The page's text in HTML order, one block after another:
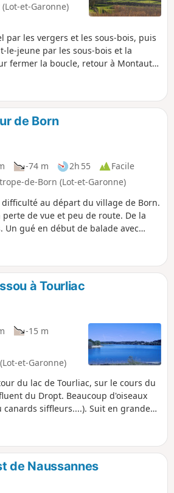
et-Garonne)
par les vergers et les sous-bois, puis
le-jeune par les sous-bois et la
fermer la boucle, retour à Montaut
de Born
-74 m 2h 55
Facile
de-Born (Lot-et-Garonne)
au départ du village de Born.
perte de vue et peu de route. De la
Un gué en début de balade avec
à Tourliac
-15 m
et-Garonne)
du lac de Tourliac, sur le cours du
du Dropt. Beaucoup d'oiseaux
canards siffleurs....). Suit en grande
d'un lac de réserve, la balade est
quand le lac est plein.
de Naussannes